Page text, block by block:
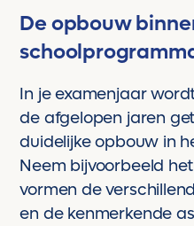
De opbouw
In je examenjaar
de afgelopen jaren
duidelijke opbouw in
Neem bijvoorbeeld
vormen de
en de kenmerkende